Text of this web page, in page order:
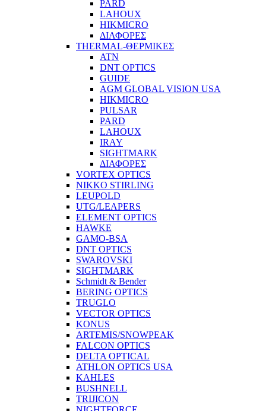
PARD
LAHOUX
HIKMICRO
ΔΙΑΦΟΡΕΣ
THERMAL-ΘΕΡΜΙΚΕΣ
ATN
DNT OPTICS
GUIDE
AGM GLOBAL VISION USA
HIKMICRO
PULSAR
PARD
LAHOUX
IRAY
SIGHTMARK
ΔΙΑΦΟΡΕΣ
VORTEX OPTICS
NIKKO STIRLING
LEUPOLD
UTG/LEAPERS
ELEMENT OPTICS
HAWKE
GAMO-BSA
DNT OPTICS
SWAROVSKI
SIGHTMARK
Schmidt & Bender
BERING OPTICS
TRUGLO
VECTOR OPTICS
KONUS
ARTEMIS/SNOWPEAK
FALCON OPTICS
DELTA OPTICAL
ATHLON OPTICS USA
KAHLES
BUSHNELL
TRIJICON